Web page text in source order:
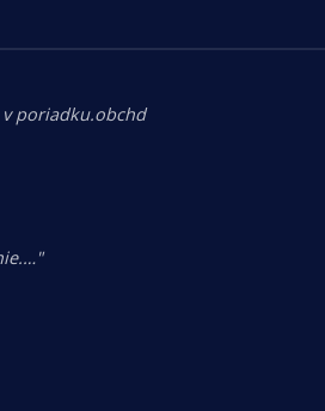
poriadku.obchd